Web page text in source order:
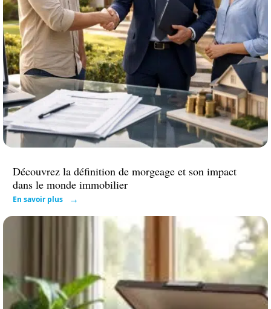
Découvrez la définition de morgeage et son impact
dans le monde immobilier
En savoir plus